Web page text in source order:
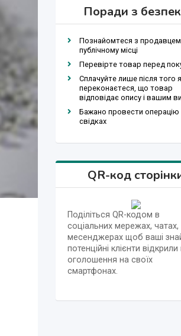
Поради з
Познайомтеся з
публічному місці
Перевірте товар перед
Сплачуйте лише після того
переконаєтеся, що товар
відповідає опису і вашим
Бажано провести операцію
свідках
QR-код
Поділіться QR-кодом в
соціальних мережах, чатах,
месенджерах щоб ваші
потенційні клієнти
оголошення на своїх
смартфонах.